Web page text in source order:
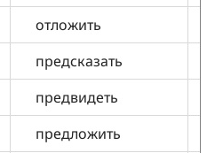
отложить
предсказать
предвидеть
предложить